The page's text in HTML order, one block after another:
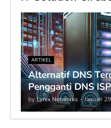
ARTIKEL
Alternatif DNS
Pengganti DNS ISP
by Lynix Networks - Januari